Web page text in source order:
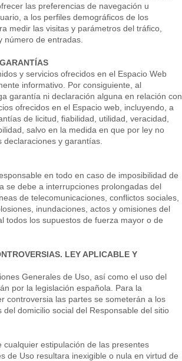
las preferencias de navegación u
a los perfiles demográficos de los
medir las visitas y parámetros del tráfico,
número de entradas.
y servicios ofrecidos en el Espacio Web
informativo. Por consiguiente, al
garantía ni declaración alguna en relación con
ofrecidos en el Espacio web, incluyendo, a
de licitud, fiabilidad, utilidad, veracidad,
salvo en la medida en que por ley no
declaraciones y garantías.
en todo en caso de imposibilidad de
se debe a interrupciones prolongadas del
de telecomunicaciones, conflictos sociales,
inundaciones, actos y omisiones del
todos los supuestos de fuerza mayor o de
LEY APLICABLE Y
Generales de Uso, así como el uso del
por la legislación española. Para la
controversia las partes se someterán a los
del domicilio social del Responsable del sitio
cualquier estipulación de las presentes
de Uso resultara inexigible o nula en virtud de